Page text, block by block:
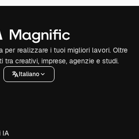
per realizzare i tuoi migliori lavori. Oltre
tra creativi, imprese, agenzie e studi.
Italiano
IA